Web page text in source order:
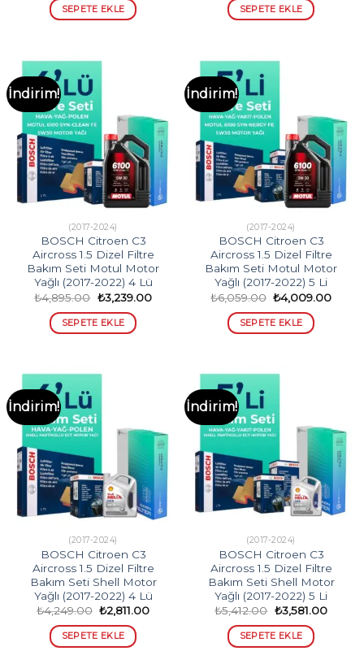
₺7,237.00.
SEPETE EKLE
₺8,354.00.
SEPETE EKLE
İndirim!
(2017-2024)
BOSCH Citroen C3
Aircross 1.5 Dizel Filtre
Bakım Seti Motul Motor
Yağlı (2017-2022) 4 Lü
₺4,895.00 Orijinal
fiyat:
₺4,895.00.
₺3,239.00Şu
SEPETE EKLE
İndirim!
(2017-2024)
BOSCH Citroen C3
Aircross 1.5 Dizel Filtre
Bakım Seti Motul Motor
Yağlı (2017-2022) 5 Li
₺6,059.00 Orijinal
fiyat:
₺6,059.00.
₺4,009.00Şu
SEPETE EKLE
İndirim!
(2017-2024)
BOSCH Citroen C3
Aircross 1.5 Dizel Filtre
Bakım Seti Shell Motor
Yağlı (2017-2022) 4 Lü
₺4,249.00 Orijinal
fiyat:
₺4,249.00.
₺2,811.00Şu
SEPETE EKLE
İndirim!
(2017-2024)
BOSCH Citroen C3
Aircross 1.5 Dizel Filtre
Bakım Seti Shell Motor
Yağlı (2017-2022) 5 Li
₺5,412.00 Orijinal
fiyat:
₺5,412.00.
₺3,581.00Şu
SEPETE EKLE